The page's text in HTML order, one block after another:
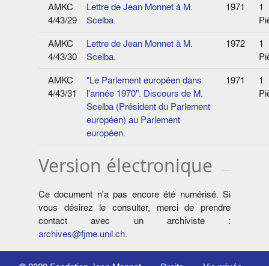
AMKC
4/43/29
Lettre de Jean Monnet à M.
Scelba.
1971
1
AMKC
4/43/30
Lettre de Jean Monnet à M.
Scelba.
1972
1
AMKC
4/43/31
"Le Parlement européen dans
l'année 1970". Discours de M.
Scelba (Président du Parlement
européen) au Parlement
européen.
1971
1
Version électronique
Ce document n'a pas encore été numérisé. Si
vous désirez le consulter, merci de prendre
contact avec un archiviste :
archives@fjme.unil.ch.